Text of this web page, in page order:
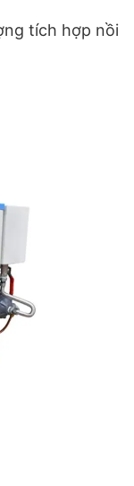
tích hợp nồi